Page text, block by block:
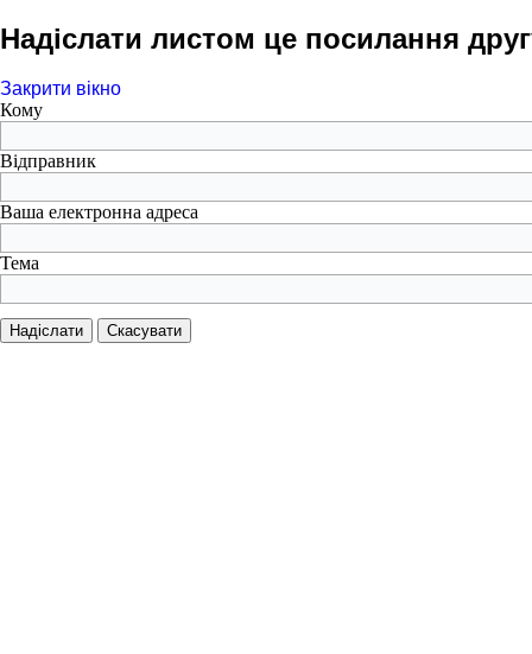
Надіслати листом це посилання
Закрити вікно
Кому
Відправник
Ваша електронна адреса
Тема
Надіслати Скасувати